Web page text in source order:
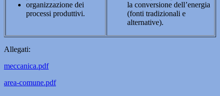
organizzazione dei
processi produttivi.
la conversione dell’energia
(fonti tradizionali e
alternative).
Allegati:
meccanica.pdf
area-comune.pdf